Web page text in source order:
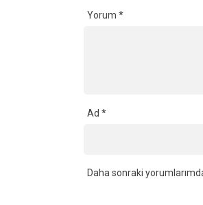
Yorum *
Ad *
Daha sonraki